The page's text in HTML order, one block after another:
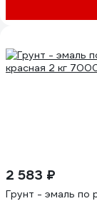
2 583 ₽
Грунт - эмаль